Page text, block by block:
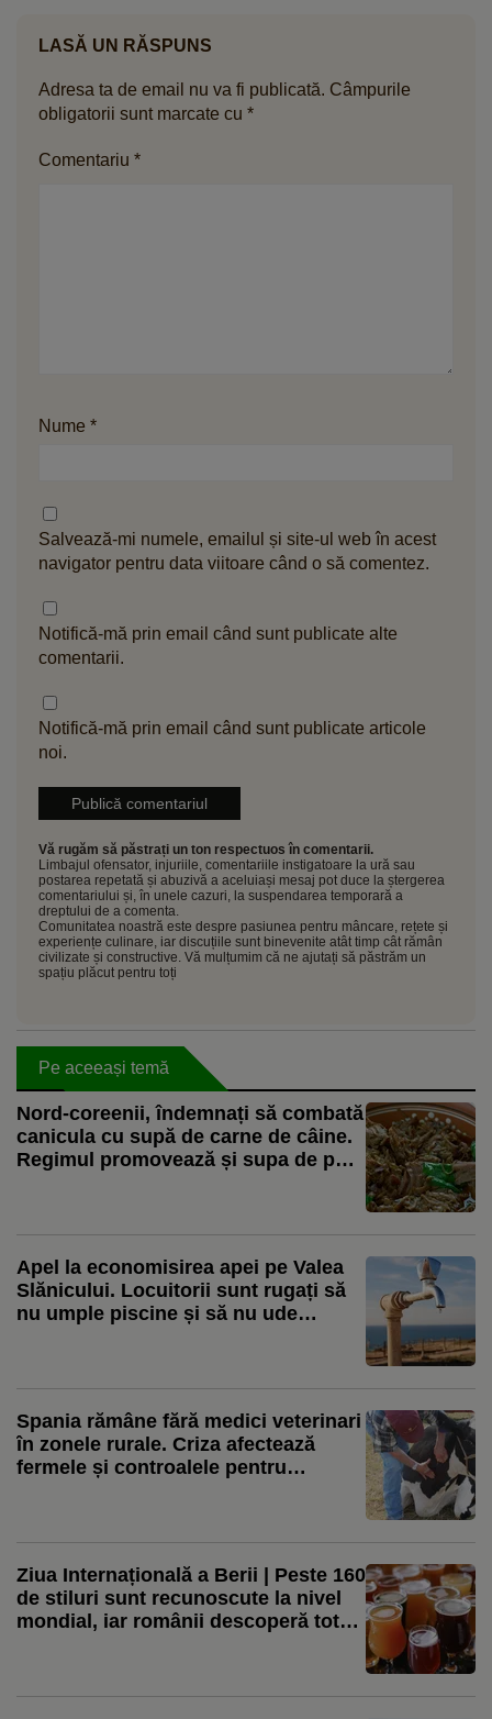
LASĂ UN RĂSPUNS
Adresa ta de email nu va fi publicată. Câmpurile
obligatorii sunt marcate cu *
Comentariu *
Nume *
Salvează-mi numele, emailul și site-ul web în acest
navigator pentru data viitoare când o să comentez.
Notifică-mă prin email când sunt publicate alte
comentarii.
Notifică-mă prin email când sunt publicate articole
noi.
Vă rugăm să păstrați un ton respectuos în comentarii.
Limbajul ofensator, injuriile, comentariile instigatoare la ură sau
postarea repetată și abuzivă a aceluiași mesaj pot duce la ștergerea
comentariului și, în unele cazuri, la suspendarea temporară a
dreptului de a comenta.
Comunitatea noastră este despre pasiunea pentru mâncare, rețete și
experiențe culinare, iar discuțiile sunt binevenite atât timp cât rămân
civilizate și constructive. Vă mulțumim că ne ajutați să păstrăm un
spațiu plăcut pentru toți
Pe aceeași temă
Nord-coreenii, îndemnați să combată
canicula cu supă de carne de câine.
Regimul promovează și supa de pui
Apel la economisirea apei pe Valea
Slănicului. Locuitorii sunt rugați să
nu umple piscine și să nu ude
Spania rămâne fără medici veterinari
în zonele rurale. Criza afectează
fermele și controalele pentru
Ziua Internațională a Berii | Peste 160
de stiluri sunt recunoscute la nivel
mondial, iar românii descoperă tot